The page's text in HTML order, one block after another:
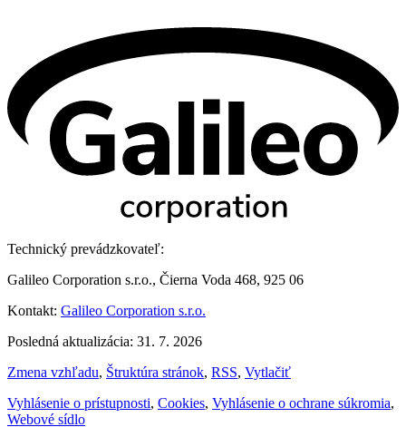
Technický prevádzkovateľ:
Galileo Corporation s.r.o., Čierna Voda 468, 925 06
Kontakt: Galileo Corporation s.r.o.
Posledná aktualizácia: 31. 7. 2026
Zmena vzhľadu, Štruktúra stránok, RSS, Vytlačiť
Vyhlásenie o prístupnosti, Cookies, Vyhlásenie o ochrane súkromia,
Webové sídlo